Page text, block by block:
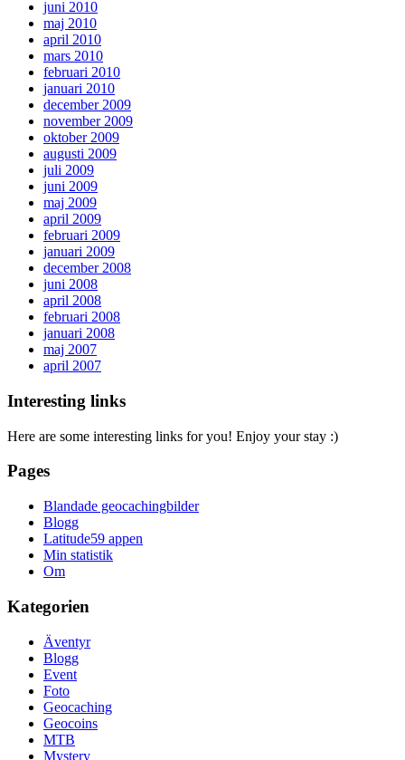
juni 2010
maj 2010
april 2010
mars 2010
februari 2010
januari 2010
december 2009
november 2009
oktober 2009
augusti 2009
juli 2009
juni 2009
maj 2009
april 2009
februari 2009
januari 2009
december 2008
juni 2008
april 2008
februari 2008
januari 2008
maj 2007
april 2007
Interesting links
Here are some interesting links for you! Enjoy your stay :)
Pages
Blandade geocachingbilder
Blogg
Latitude59 appen
Min statistik
Om
Kategorien
Äventyr
Blogg
Event
Foto
Geocaching
Geocoins
MTB
Mystery